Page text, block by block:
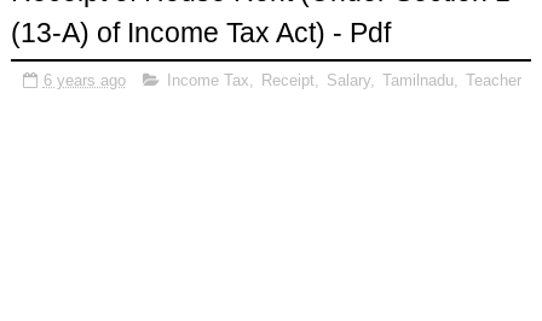
(13-A) of Income Tax Act) - Pdf
6 years ago Income Tax Receipt Salary, Tamilnadu Teacher